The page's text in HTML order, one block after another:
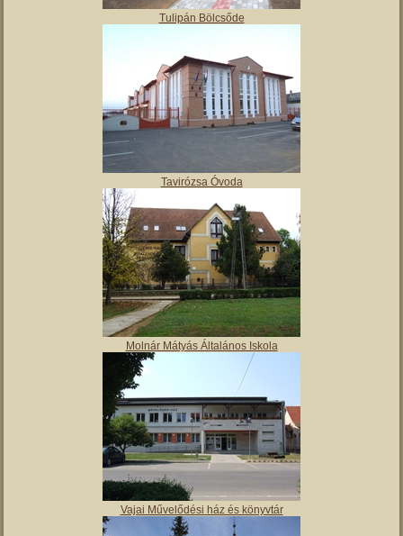
Polgármesteri hivatal
Tulipán Bölcsőde
Tavirózsa Óvoda